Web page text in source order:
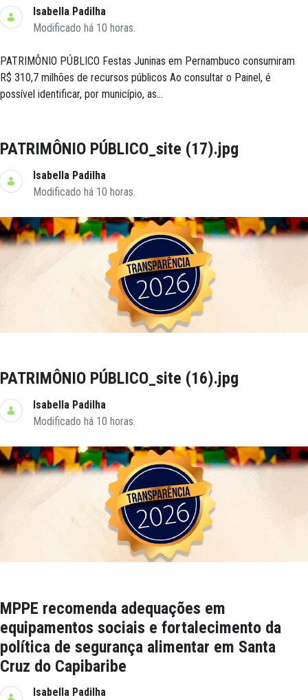
Isabella Padilha
Modificado há 10 horas.
PATRIMÔNIO PÚBLICO Festas Juninas em Pernambuco consumiram
R$ 310,7 milhões de recursos públicos Ao consultar o Painel, é
possível identificar, por município, as...
PATRIMÔNIO PÚBLICO_site (17).jpg
Isabella Padilha
Modificado há 10 horas.
PATRIMÔNIO PÚBLICO_site (16).jpg
Isabella Padilha
Modificado há 10 horas.
MPPE recomenda adequações em
equipamentos sociais e fortalecimento da
política de segurança alimentar em Santa
Cruz do Capibaribe
Isabella Padilha